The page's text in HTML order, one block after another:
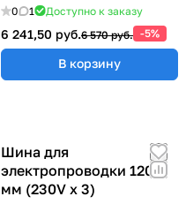
0 1 Доступно к заказу
6 241,50 руб.6 570 руб. -5%
В корзину
Шина для
электропроводки 1200
мм (230V x 3)